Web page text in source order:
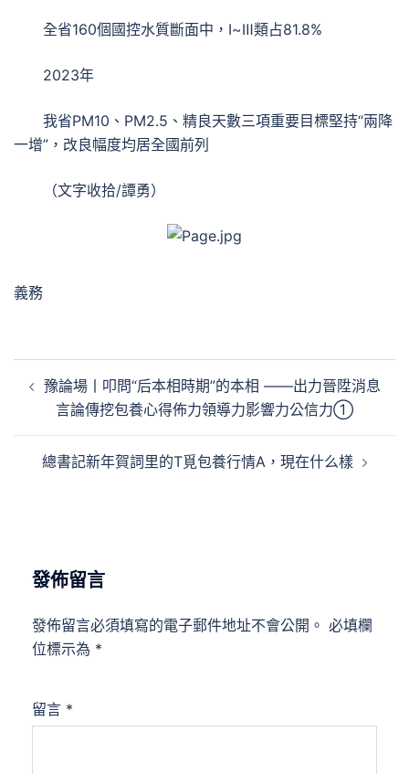
全省160個國控水質斷面中，Ⅰ~Ⅲ類占81.8%
2023年
我省PM10、PM2.5、精良天數三項重要目標堅持“兩降
一增”，改良幅度均居全國前列
（文字收拾/譚勇）
義務
章 豫論場丨叩問“后本相時期”的本相 ——出力晉陞消息
言論傳挖包養心得佈力領導力影響力公信力①
總書記新年賀詞里的T覓包養行情A，現在什么樣
發佈留言
發佈留言必須填寫的電子郵件地址不會公開。 必填欄
位標示為 *
留言 *